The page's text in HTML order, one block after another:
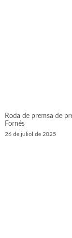
Roda de premsa de
Fornés
26 de juliol de 2025